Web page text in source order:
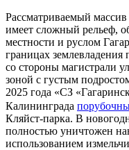
Рассматриваемый
имеет сложный рельеф,
местности и руслом
границах землевладения
со стороны магистрали
зоной с густым
2025 года «СЗ
Калининграда
Кляйст-парка. В
полностью уничтожен
использованием